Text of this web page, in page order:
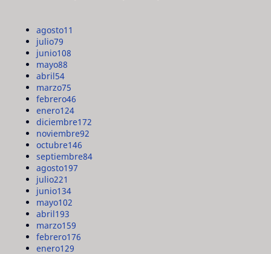
agosto11
julio79
junio108
mayo88
abril54
marzo75
febrero46
enero124
diciembre172
noviembre92
octubre146
septiembre84
agosto197
julio221
junio134
mayo102
abril193
marzo159
febrero176
enero129